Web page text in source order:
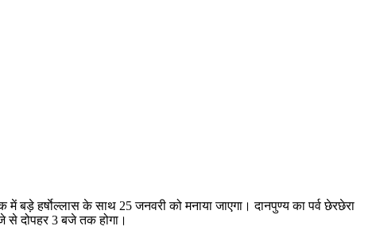
में बड़े हर्षाेल्लास के साथ 25 जनवरी को मनाया जाएगा। दानपुण्य का पर्व छेरछेरा
से दोपहर 3 बजे तक होगा।